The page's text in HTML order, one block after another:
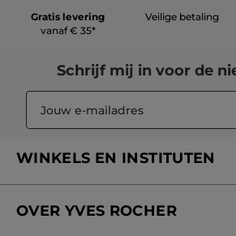
Gratis levering
vanaf € 35*
Veilige betaling
Schrijf mij in voor de
WINKELS EN INSTITUTEN
Verzorging in onze
OVER YVES ROCHER